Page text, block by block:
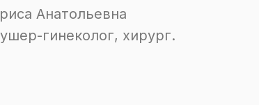
Анатольевна
гинеколог, хирург.